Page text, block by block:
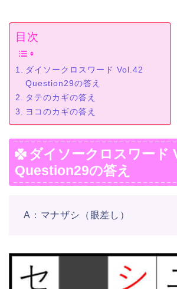
目次
ダイソークロスワード Vol.42
Question29の答え
タテのカギの答え
ヨコのカギの答え
ダイソークロスワード
Question29の答え
A：マナザシ（眼差し）